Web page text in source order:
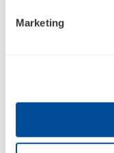
Marketing